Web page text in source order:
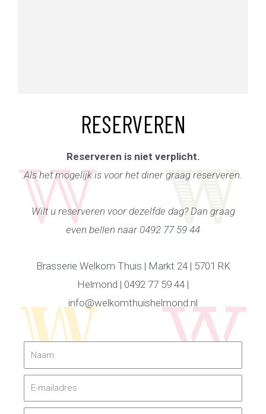
RESERVEREN
Reserveren is niet verplicht.
Als het mogelijk is voor het diner graag reserveren.
Wilt u reserveren voor dezelfde dag? Dan graag
even bellen naar 0492 77 59 44
Brasserie Welkom Thuis | Markt 24 | 5701 RK
Helmond | 0492 77 59 44 |
info@welkomthuishelmond.nl